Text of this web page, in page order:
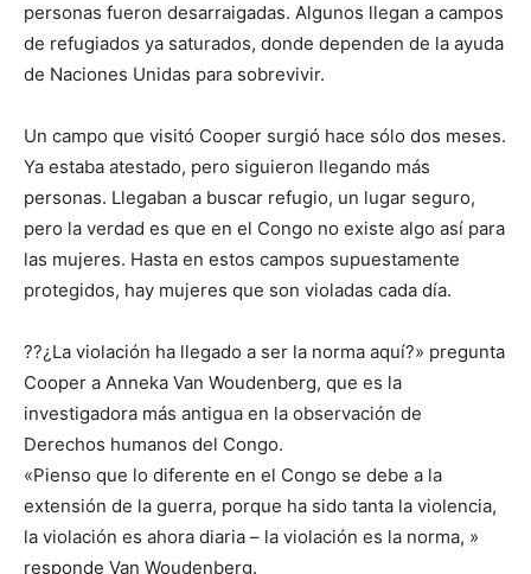
personas fueron desarraigadas. Algunos llegan a campos
de refugiados ya saturados, donde dependen de la ayuda
de Naciones Unidas para sobrevivir.
Un campo que visitó Cooper surgió hace sólo dos meses.
Ya estaba atestado, pero siguieron llegando más
personas. Llegaban a buscar refugio, un lugar seguro,
pero la verdad es que en el Congo no existe algo así para
las mujeres. Hasta en estos campos supuestamente
protegidos, hay mujeres que son violadas cada día.
??¿La violación ha llegado a ser la norma aquí?» pregunta
Cooper a Anneka Van Woudenberg, que es la
investigadora más antigua en la observación de
Derechos humanos del Congo.
«Pienso que lo diferente en el Congo se debe a la
extensión de la guerra, porque ha sido tanta la violencia,
la violación es ahora diaria – la violación es la norma, »
responde Van Woudenberg.